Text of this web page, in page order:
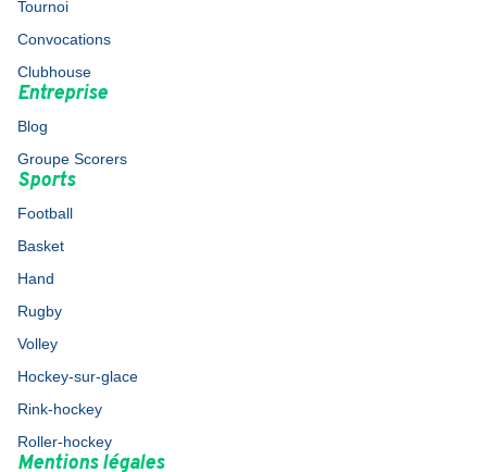
Tournoi
Convocations
Clubhouse
Entreprise
Blog
Groupe Scorers
Sports
Football
Basket
Hand
Rugby
Volley
Hockey-sur-glace
Rink-hockey
Roller-hockey
Mentions légales